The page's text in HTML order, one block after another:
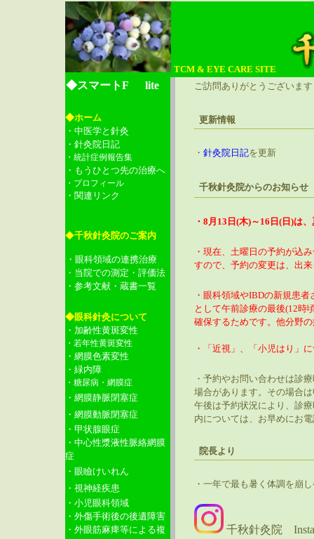
TCM & EYE CARE SITE
◆スマートF lite
◆ホーム
・中医学と針灸
・針灸院日記
・統計症例報告集
・もうひとつ先の治療へ
・プロフィール
・関連リンク
◆千秋針灸院のご案内
・眼科領域の連携治療
・ 当院での測定・評価法
・参考文献・蔵書一覧
◆眼科針灸について
・加齢性黄斑変性
・若年性黄斑変性
・網膜色素変性
・緑内障
・糖尿病・網膜症
・網膜静脈閉塞症
・網膜動脈閉塞症
・甲状腺眼症
・中心性漿液性脈絡網膜
症
・眼瞼けいれん
・視神経疾患
・小児眼科領域
・外傷手術後の後遺障害
・外眼筋麻痺等による複
ご訪問ありがとうございます
更新情報
・ 針灸院日記を更新
千秋針灸院からのお知
・8月13日(木)～16日(日)は
・現在、土曜日の予約が込
すので、予約の変更は、出
・眼科領域やIBDの新規患
として午前診療の最後(12時
確保するためです。他分野
・「近視」、「小児はり」
・予約やお問い合わせは診
場合があります。その場合
午後は予約状況により、診
内については、お早めにお
院長より
・一年で最も暑く体調を崩
千秋針灸院